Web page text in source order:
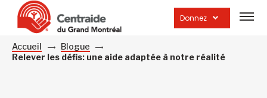
Donnez
la
Accueil
Blogue
Relever les défis: une aide adaptée à notre réalité